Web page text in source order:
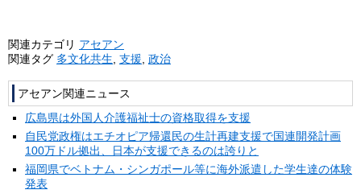
関連カテゴリ アセアン
関連タグ 多文化共生 支援 政治
アセアン関連ニュース
広島県は外国人介護福祉士の資格取得を支援
自民党政権はエチオピア帰還民の生計再建支援で国連開発計画
100万ドル拠出、日本が支援できるのは誇りと
福岡県でベトナム・シンガポール等に海外派遣した学生達の体験
発表